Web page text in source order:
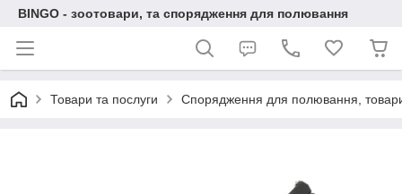
BINGO - зоотовари, та спорядження для полювання
Товари та послуги Спорядження для полювання,